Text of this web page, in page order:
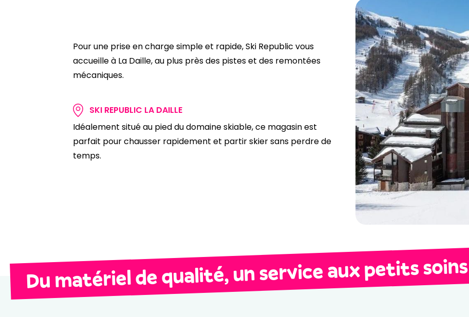
Pour une prise en charge simple et rapide, Ski Republic vous
accueille à La Daille, au plus près des pistes et des remontées
mécaniques.
SKI REPUBLIC LA DAILLE
Idéalement situé au pied du domaine skiable, ce magasin est
parfait pour chausser rapidement et partir skier sans perdre de
temps.
Du matériel de qualité, un service aux petits soins